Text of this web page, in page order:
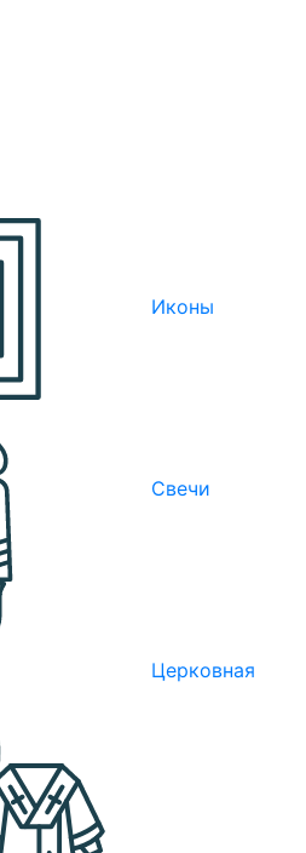
Иконы
Свечи
Церковная